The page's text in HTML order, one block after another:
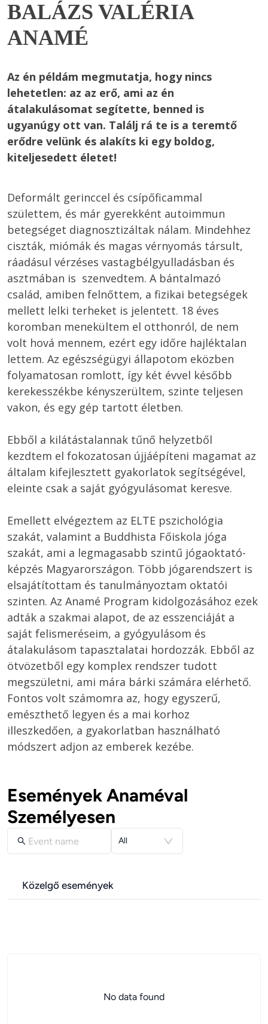
BALÁZS VALÉRIA
ANAMÉ
Az én példám megmutatja, hogy nincs
lehetetlen: az az erő, ami az én
átalakulásomat segítette, benned is
ugyanúgy ott van. Találj rá te is a teremtő
erődre velünk és alakíts ki egy boldog,
kiteljesedett életet!
Deformált gerinccel és csípőficammal
születtem, és már gyerekként autoimmun
betegséget diagnosztizáltak nálam. Mindehhez
ciszták, miómák és magas vérnyomás társult,
ráadásul vérzéses vastagbélgyulladásban és
asztmában is  szenvedtem. A bántalmazó
család, amiben felnőttem, a fizikai betegségek
mellett lelki terheket is jelentett. 18 éves
koromban menekültem el otthonról, de nem
volt hová mennem, ezért egy időre hajléktalan
lettem. Az egészségügyi állapotom eközben
folyamatosan romlott, így két évvel később
kerekesszékbe kényszerültem, szinte teljesen
vakon, és egy gép tartott életben.
Ebből a kilátástalannak tűnő helyzetből
kezdtem el fokozatosan újjáépíteni magamat az
általam kifejlesztett gyakorlatok segítségével,
eleinte csak a saját gyógyulásomat keresve.
Emellett elvégeztem az ELTE pszichológia
szakát, valamint a Buddhista Főiskola jóga
szakát, ami a legmagasabb szintű jógaoktató-
képzés Magyarországon. Több jógarendszert is
elsajátítottam és tanulmányoztam oktatói
szinten. Az Anamé Program kidolgozásához ezek
adták a szakmai alapot, de az esszenciáját a
saját felismeréseim, a gyógyulásom és
átalakulásom tapasztalatai hordozzák. Ebből az
ötvözetből egy komplex rendszer tudott
megszületni, ami mára bárki számára elérhető.
Fontos volt számomra az, hogy egyszerű,
emészthető legyen és a mai korhoz
illeszkedően, a gyakorlatban használható
módszert adjon az emberek kezébe.
Események Anaméval
Személyesen
All
Közelgő események
No data found